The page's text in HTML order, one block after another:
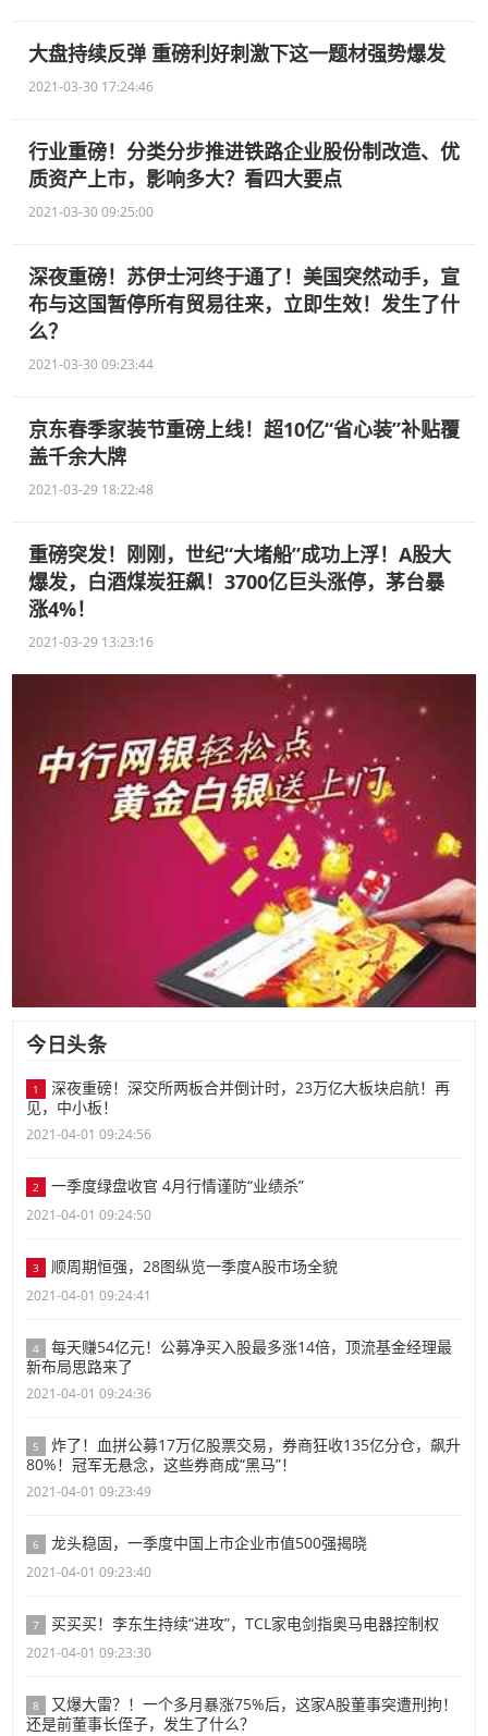
大盘持续反弹 重磅利好刺激下这一题材强势爆发
2021-03-30 17:24:46
行业重磅！分类分步推进铁路企业股份制改造、优
质资产上市，影响多大？看四大要点
2021-03-30 09:25:00
深夜重磅！苏伊士河终于通了！美国突然动手，宣
布与这国暂停所有贸易往来，立即生效！发生了什
么？
2021-03-30 09:23:44
京东春季家装节重磅上线！超10亿“省心装”补贴覆
盖千余大牌
2021-03-29 18:22:48
重磅突发！刚刚，世纪“大堵船”成功上浮！A股大
爆发，白酒煤炭狂飙！3700亿巨头涨停，茅台暴
涨4%！
2021-03-29 13:23:16
今日头条
1
深夜重磅！深交所两板合并倒计时，23万亿大板块启航！再
见，中小板！
2021-04-01 09:24:56
2 一季度绿盘收官 4月行情谨防“业绩杀”
2021-04-01 09:24:50
3 顺周期恒强，28图纵览一季度A股市场全貌
2021-04-01 09:24:41
4
每天赚54亿元！公募净买入股最多涨14倍，顶流基金经理最
新布局思路来了
2021-04-01 09:24:36
5
炸了！血拼公募17万亿股票交易，券商狂收135亿分仓，飙升
80%！冠军无悬念，这些券商成“黑马”！
2021-04-01 09:23:49
6 龙头稳固，一季度中国上市企业市值500强揭晓
2021-04-01 09:23:40
7 买买买！李东生持续“进攻”，TCL家电剑指奥马电器控制权
2021-04-01 09:23:30
8
又爆大雷？！一个多月暴涨75%后，这家A股董事突遭刑拘！
还是前董事长侄子，发生了什么？